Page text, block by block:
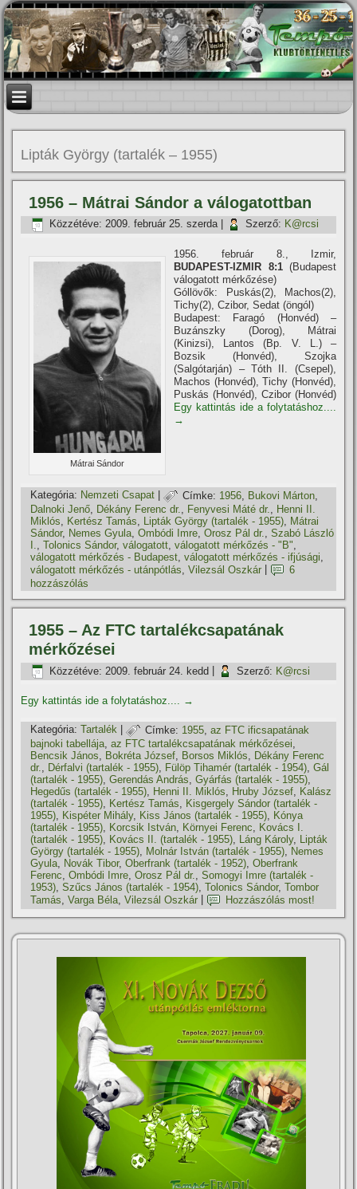
Lipták György (tartalék – 1955)
1956 – Mátrai Sándor a válogatottban
Közzétéve: 2009. február 25. szerda| Szerző: K@rcsi
Mátrai Sándor
1956. február 8., Izmir,
BUDAPEST-IZMIR 8:1(Budapest
válogatott mérkőzése)
Góllövők: Puskás(2), Machos(2),
Tichy(2), Czibor, Sedat (öngól)
Budapest: Faragó (Honvéd) –
Buzánszky (Dorog), Mátrai
(Kinizsi), Lantos (Bp. V. L.) –
Bozsik (Honvéd), Szojka
(Salgótarján) – Tóth II. (Csepel),
Machos (Honvéd), Tichy (Honvéd),
Puskás (Honvéd), Czibor (Honvéd)
Egy kattintás ide a folytatáshoz....
→
Kategória: Nemzeti Csapat | Címke: 1956 Bukovi Márton
Dalnoki Jenő, Dékány Ferenc dr., Fenyvesi Máté dr., Henni II.
Miklós, Kertész Tamás, Lipták György (tartalék - 1955), Mátrai
Sándor, Nemes Gyula,Ombódi Imre,Orosz Pál dr.,Szabó László
I.,Tolonics Sándor,válogatott,válogatott mérkőzés - "B",
válogatott mérkőzés - Budapest,válogatott mérkőzés - ifjúsági,
válogatott mérkőzés - utánpótlás ,Vilezsál Oszkár
6
hozzászólás
1955 – Az FTC tartalékcsapatának
mérkőzései
Közzétéve: 2009. február 24. kedd Szerző: K@rcsi
Egy kattintás ide a folytatáshoz.... →
Kategória: Tartalék | Címke: 1955 ,az FTC ificsapatának
bajnoki tabellája,az FTC tartalékcsapatának mérkőzései,
Bencsik János, Bokréta József, Borsos Miklós, Dékány Ferenc
dr., Dérfalvi (tartalék - 1955), Fülöp Tihamér (tartalék - 1954),Gál
(tartalék - 1955),Gerendás András,Gyárfás (tartalék - 1955),
Hegedűs (tartalék - 1955), Henni II. Miklós, Hruby József, Kalász
(tartalék - 1955), Kertész Tamás, Kisgergely Sándor (tartalék -
1955), Kispéter Mihály, Kiss János (tartalék - 1955), Kónya
(tartalék - 1955), Korcsik István, Környei Ferenc, Kovács I.
(tartalék - 1955), Kovács II. (tartalék - 1955), Láng Károly, Lipták
György (tartalék - 1955), Molnár István (tartalék - 1955), Nemes
Gyula, Novák Tibor,Oberfrank (tartalék - 1952),Oberfrank
Ferenc,Ombódi Imre,Orosz Pál dr.,Somogyi Imre (tartalék -
1953),Szűcs János (tartalék - 1954),Tolonics Sándor,Tombor
Tamás ,Varga Béla ,Vilezsál Oszkár Hozzászólás most!